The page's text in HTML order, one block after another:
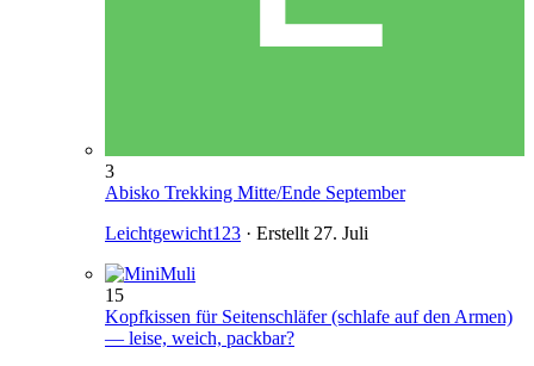
3
Abisko Trekking Mitte/Ende September
Leichtgewicht123 · Erstellt 27. Juli
15
Kopfkissen für Seitenschläfer (schlafe auf den Armen)
— leise, weich, packbar?